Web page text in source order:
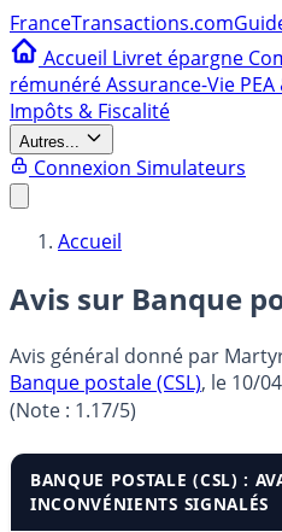
FranceTransactions.com
Accueil Livret épargne
rémunéréAssurance-Vie
Impôts & Fiscalité
Autres...
Connexion Simulateurs
Accueil
Avis sur Banque
Avis général donné par
Banque postale (CSL), le 10/
(Note : 1.17/5)
BANQUE POSTALE (CSL) :
INCONVÉNIENTS SIGNALÉS